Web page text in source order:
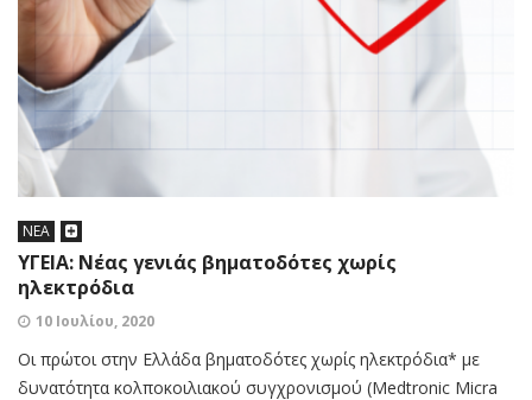
ΝΕΑ
ΥΓΕΙΑ: Νέας γενιάς βηματοδότες χωρίς
ηλεκτρόδια
10 Ιουλίου, 2020
Οι πρώτοι στην Ελλάδα βηματοδότες χωρίς ηλεκτρόδια* με
δυνατότητα κολποκοιλιακού συγχρονισμού (Medtronic Micra